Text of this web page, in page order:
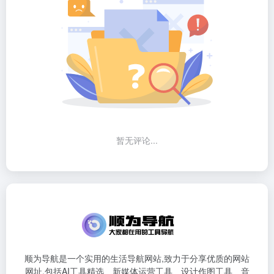
暂无评论...
顺为导航是一个实用的生活导航网站,致力于分享优质的网站
网址,包括AI工具精选、新媒体运营工具、设计作图工具、音